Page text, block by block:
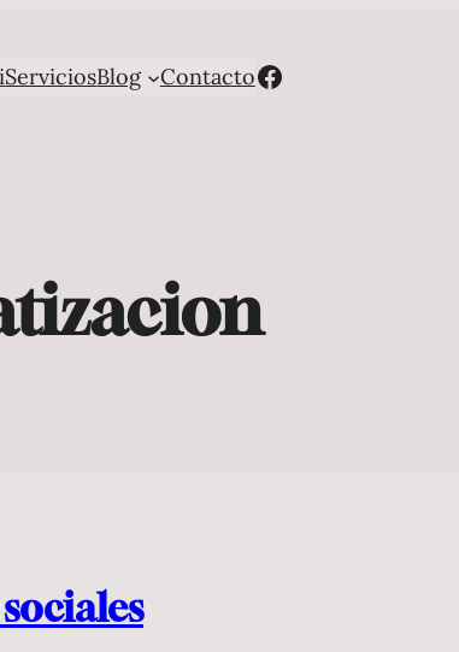
ServiciosBlog ContactoFacebook